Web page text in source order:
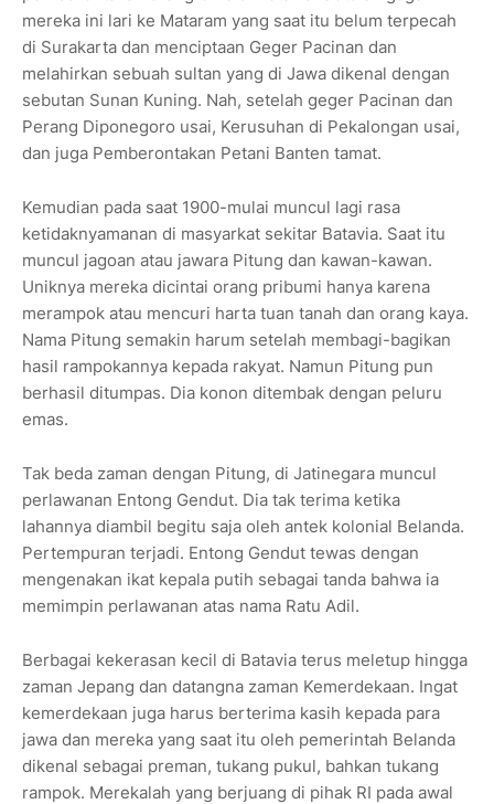
mereka ini lari ke Mataram yang saat itu belum terpecah
di Surakarta dan menciptaan Geger Pacinan dan
melahirkan sebuah sultan yang di Jawa dikenal dengan
sebutan Sunan Kuning. Nah, setelah geger Pacinan dan
Perang Diponegoro usai, Kerusuhan di Pekalongan usai,
dan juga Pemberontakan Petani Banten tamat.
Kemudian pada saat 1900-mulai muncul lagi rasa
ketidaknyamanan di masyarkat sekitar Batavia. Saat itu
muncul jagoan atau jawara Pitung dan kawan-kawan.
Uniknya mereka dicintai orang pribumi hanya karena
merampok atau mencuri harta tuan tanah dan orang kaya.
Nama Pitung semakin harum setelah membagi-bagikan
hasil rampokannya kepada rakyat. Namun Pitung pun
berhasil ditumpas. Dia konon ditembak dengan peluru
emas.
Tak beda zaman dengan Pitung, di Jatinegara muncul
perlawanan Entong Gendut. Dia tak terima ketika
lahannya diambil begitu saja oleh antek kolonial Belanda.
Pertempuran terjadi. Entong Gendut tewas dengan
mengenakan ikat kepala putih sebagai tanda bahwa ia
memimpin perlawanan atas nama Ratu Adil.
Berbagai kekerasan kecil di Batavia terus meletup hingga
zaman Jepang dan datangna zaman Kemerdekaan. Ingat
kemerdekaan juga harus berterima kasih kepada para
jawa dan mereka yang saat itu oleh pemerintah Belanda
dikenal sebagai preman, tukang pukul, bahkan tukang
rampok. Merekalah yang berjuang di pihak RI pada awal